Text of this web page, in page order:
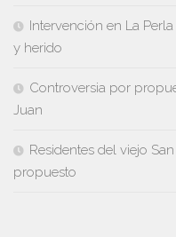
Intervención en La
y herido
Controversia por
Juan
Residentes del viejo
propuesto